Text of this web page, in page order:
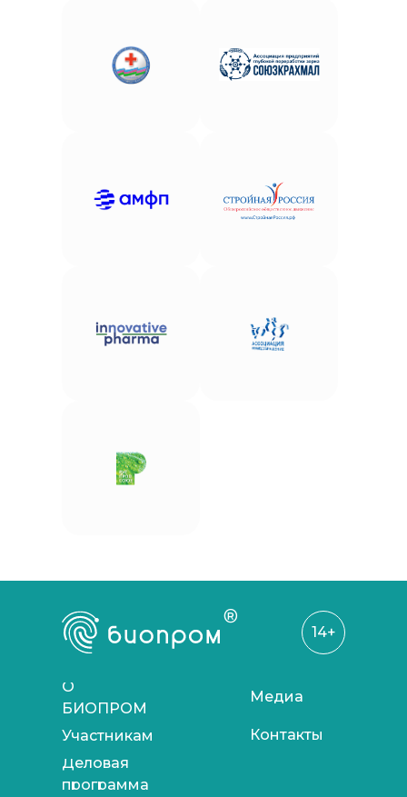
О
БИОПРОМ
Участникам
Медиа
Деловая
программа
Контакты
14+
®